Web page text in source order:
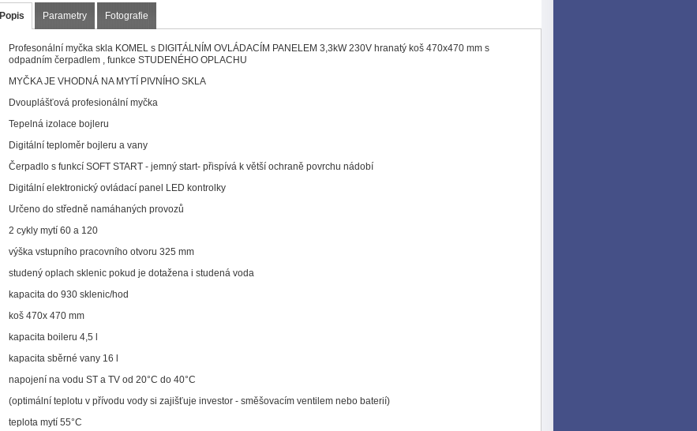
Popis Parametry Fotografie
Profesonální myčka skla KOMEL s DIGITÁLNÍM OVLÁDACÍM PANELEM 3,3kW 230V hranatý koš 470x470 mm s
odpadním čerpadlem , funkce STUDENÉHO OPLACHU
MYČKA JE VHODNÁ NA MYTÍ PIVNÍHO SKLA
Dvouplášťová profesionální myčka
Tepelná izolace bojleru
Digitální teploměr bojleru a vany
Čerpadlo s funkcí SOFT START - jemný start- přispívá k větší ochraně povrchu nádobí
Digitální elektronický ovládací panel LED kontrolky
Určeno do středně namáhaných provozů
2 cykly mytí 60 a 120
výška vstupního pracovního otvoru 325 mm
studený oplach sklenic pokud je dotažena i studená voda
kapacita do 930 sklenic/hod
koš 470x 470 mm
kapacita boileru 4,5 l
kapacita sběrné vany 16 l
napojení na vodu ST a TV od 20°C do 40°C
(optimální teplotu v přívodu vody si zajišťuje investor - směšovacím ventilem nebo baterií)
teplota mytí 55°C